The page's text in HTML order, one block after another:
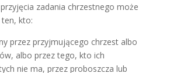
zadania chrzestnego może
kto:
przez przyjmującego chrzest albo
albo przez tego, kto ich
nie ma, przez proboszcza lub